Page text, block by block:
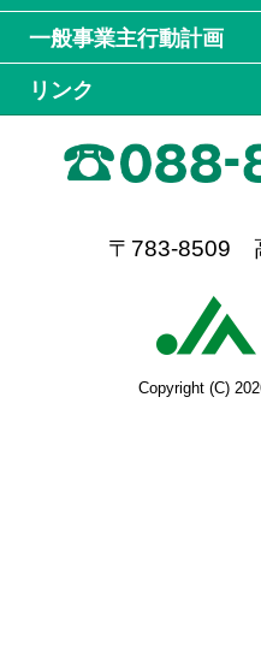
一般事業主行動計画
リンク
〒783-8509
Copyright (C)